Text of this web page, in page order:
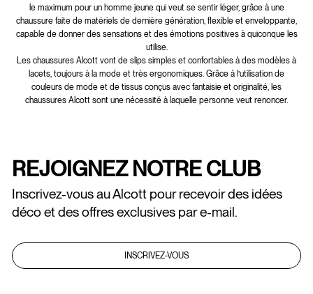
le maximum pour un homme jeune qui veut se sentir léger, grâce à une
chaussure faite de matériels de dernière génération, flexible et enveloppante,
capable de donner des sensations et des émotions positives à quiconque les
utilise.
Les chaussures Alcott vont de slips simples et confortables à des modèles à
lacets, toujours à la mode et très ergonomiques. Grâce à l’utilisation de
couleurs de mode et de tissus conçus avec fantaisie et originalité, les
chaussures Alcott sont une nécessité à laquelle personne veut renoncer.
REJOIGNEZ NOTRE CLUB
Inscrivez-vous au Alcott pour recevoir des idées
déco et des offres exclusives par e-mail.
INSCRIVEZ-VOUS